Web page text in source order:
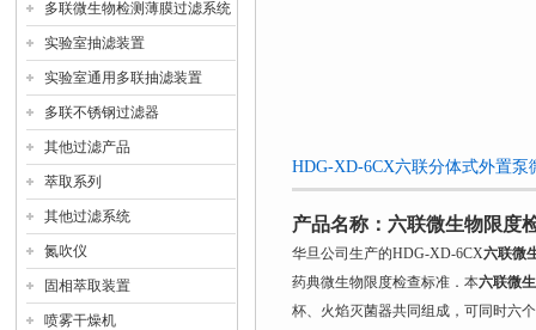
多联微生物检测薄膜过滤系统
实验室抽滤装置
实验室通用多联抽滤装置
多联不锈钢过滤器
其他过滤产品
萃取系列
其他过滤系统
氮吹仪
固相萃取装置
喷雾干燥机
HDG-XD-6CX六联分体式外置
产品名称： 六联微生物限度
华旦公司生产的HDG-XD-6CX六联微
药典微生物限度检查标准．本六联微
杯、火焰灭菌器共同组成，可同时六